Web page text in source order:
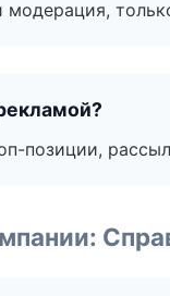
модерация,
позиции,